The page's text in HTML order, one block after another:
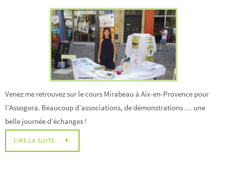
Venez me retrouvez sur le cours Mirabeau à Aix-en-Provence pour
l’Assogora. Beaucoup d’associations, de démonstrations … une
belle journée d’échanges !
LIRE LA SUITE …